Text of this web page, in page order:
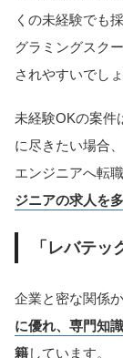
くの未経験でも
グラミングスク
されやすいでしょ
未経験OKの案件
に尽きたい場合
エンジニアへ転
ジニアの求人を
「レバテ
企業と密な関係
に優れ、専門知
籍しています。